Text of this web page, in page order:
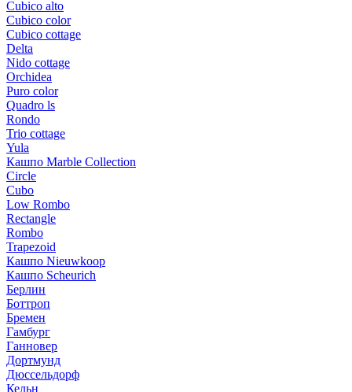
Cubico alto
Cubico color
Cubico cottage
Delta
Nido cottage
Orchidea
Puro color
Quadro ls
Rondo
Trio cottage
Yula
Кашпо Marble Collection
Circle
Cubo
Low Rombo
Rectangle
Rombo
Trapezoid
Кашпо Nieuwkoop
Кашпо Scheurich
Берлин
Боттроп
Бремен
Гамбург
Ганновер
Дортмунд
Дюссельдорф
Кельн